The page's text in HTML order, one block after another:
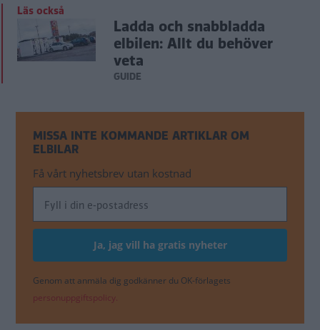
Läs också
Ladda och snabbladda
elbilen: Allt du behöver
veta
GUIDE
MISSA INTE KOMMANDE ARTIKLAR OM
ELBILAR
Få vårt nyhetsbrev utan kostnad
Genom att anmäla dig godkänner du OK-förlagets
personuppgiftspolicy.